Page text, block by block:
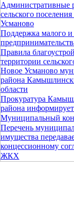
Административные
сельского
Усманово
Поддержка малого и
Правила
территории
Новое Усманово
района
области
Прокуратура
района информирует
Муниципальный
Перечень
имущества
концессионному
ЖКХ